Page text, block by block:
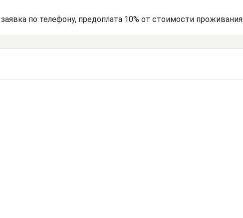
заявка по телефону, предоплата 10% от стоимости проживания